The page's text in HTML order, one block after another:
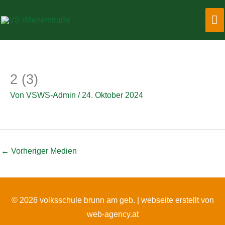
Inhalt
2 (3)
Von VSWS-Admin / 24. Oktober 2024
← Vorheriger Medien
© 2026 volksschule brunn am geb. | webseite erstellt von
web-agency.at